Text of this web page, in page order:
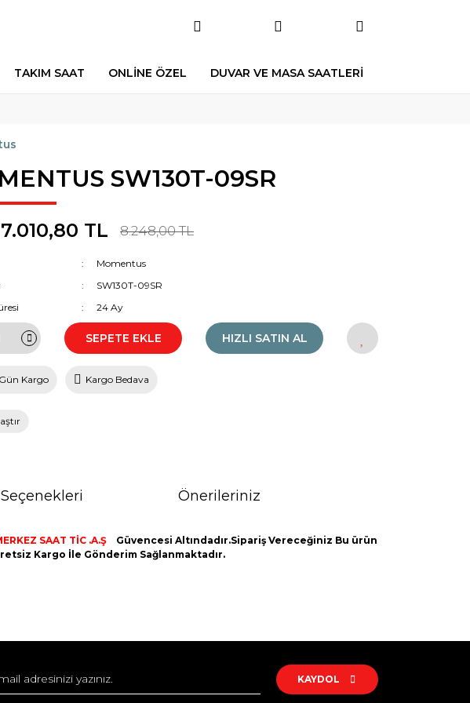
TAKIM SAAT ONLİNE ÖZEL DUVAR VE MASA SAATLERİ
SW130T-09SR
7.010,80 TL 8.248,00 TL
Momentus
SW130T-09SR
24 Ay
SEPETE EKLE HIZLI SATIN AL
Kargo Kargo Bedava
Önerileriniz
SAAT TİC .A.Ş
Güvencesi Altındadır.Sipariş Vereceğiniz Bu ürün
Kargo İle Gönderim Sağlanmaktadır.
KAYDOL